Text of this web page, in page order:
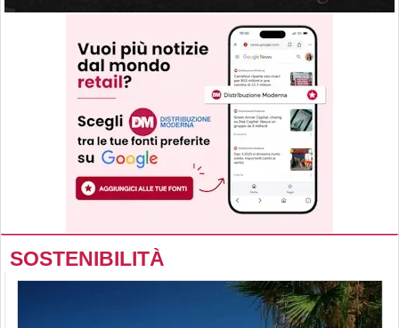
SOSTENIBILITÀ